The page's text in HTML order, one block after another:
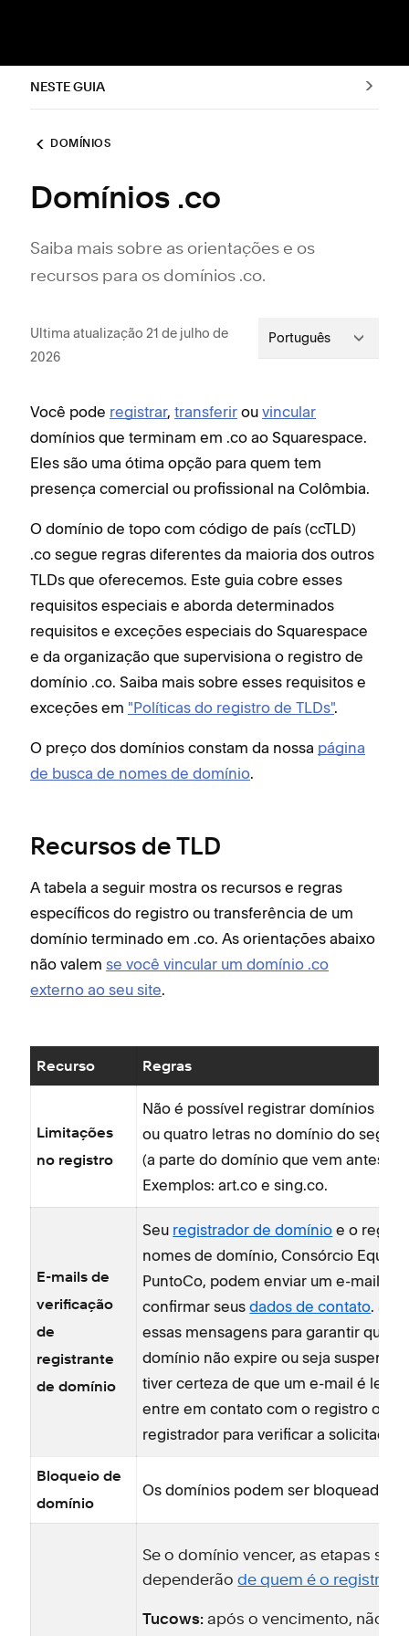
NESTE GUIA
DOMÍNIOS
Domínios .co
Saiba mais sobre as orientações e os
recursos para os domínios .co.
Ultima atualização 21 de julho de
2026
Português
Você pode registrar, transferir ou vincular
domínios que terminam em .co ao Squarespace.
Eles são uma ótima opção para quem tem
presença comercial ou profissional na Colômbia.
O domínio de topo com código de país (ccTLD)
.co segue regras diferentes da maioria dos outros
TLDs que oferecemos. Este guia cobre esses
requisitos especiais e aborda determinados
requisitos e exceções especiais do Squarespace
e da organização que supervisiona o registro de
domínio .co. Saiba mais sobre esses requisitos e
exceções em "Políticas do registro de TLDs".
O preço dos domínios constam da nossa página
de busca de nomes de domínio.
Recursos de TLD
A tabela a seguir mostra os recursos e regras
específicos do registro ou transferência de um
domínio terminado em .co. As orientações abaixo
não valem se você vincular um domínio .co
externo ao seu site.
Recurso Regras
Limitações
no registro
Não é possível registrar domínios .co
ou quatro letras no domínio do
(a parte do domínio que vem antes de
Exemplos: art.co e sing.co.
E-mails de
verificação
de
registrante
de domínio
Seu registrador de domínio e o
nomes de domínio, Consórcio Equipo
PuntoCo, podem enviar um e-mail
confirmar seusdados de contato.
essas mensagens para garantir que
domínio não expire ou seja suspenso.
tiver certeza de que um e-mail é
entre em contato com o registro ou
registrador para verificar a solicitação.
Bloqueio de
domínio
Os domínios podem ser bloqueados
Se o domínio vencer, as etapas
dependerãode quem é o
Tucows: após o vencimento, não